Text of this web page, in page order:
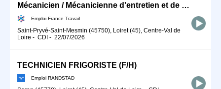
Mécanicien / Mécanicienne d'entretien et de maintenance d'engins (H/F)
Emploi France Travail
Saint-Pryvé-Saint-Mesmin (45750), Loiret (45), Centre-Val de
Loire - CDI - 22/07/2026
TECHNICIEN FRIGORISTE (F/H)
Emploi RANDSTAD